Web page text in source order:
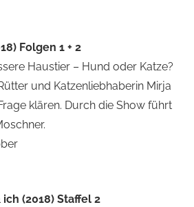
Folgen 1 + 2
Haustier – Hund oder Katze?
und Katzenliebhaberin Mirja
klären. Durch die Show führt
(2018) Staffel 2